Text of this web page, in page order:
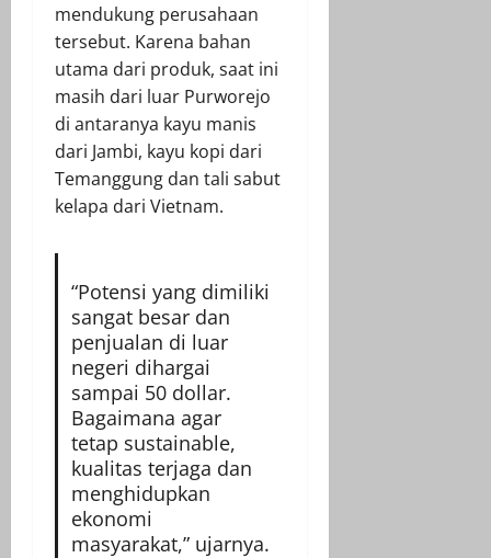
mendukung perusahaan
tersebut. Karena bahan
utama dari produk, saat ini
masih dari luar Purworejo
di antaranya kayu manis
dari Jambi, kayu kopi dari
Temanggung dan tali sabut
kelapa dari Vietnam.
“Potensi yang dimiliki
sangat besar dan
penjualan di luar
negeri dihargai
sampai 50 dollar.
Bagaimana agar
tetap sustainable,
kualitas terjaga dan
menghidupkan
ekonomi
masyarakat,” ujarnya.